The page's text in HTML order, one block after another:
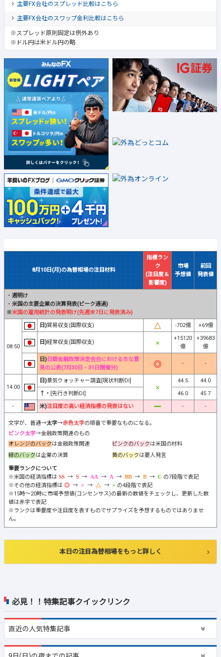
主要FX会社のスプレッド比較はこちら
主要FX会社のスワップ金利比較はこちら
※スプレッド原則固定は例外あり
※ドル円は米ドル円の略
必見！！特集記事クイックリンク
直近の人気特集記事
8月10日(月)の為替相場の注目材料
指標ラン
ク
(注目度＆
影響度)
市場
予想値
前回
発表値
・ 週明け
・ 米国の主要企業の決算発表(ピーク通過)
※米国の雇用統計の発表明け(先週末7日に発表済み)
08:50
日)貿易収支(国際収支) -702億 +69億
日)経常収支(国際収支)
+15120
億
+39683
億
日) 日銀金融政策決定会合における主な意
見の公表(7月30日・31日開催分)
- -
14:00
日)景気ウォッチャー調査[現状判断DI] 44.5
44.0
↑・ [先行き判断DI] 46.0
45.7
-
米)注目度の高い経済指標の発表はない - -
文字が、普通→太字→赤色太字の順番で重要なものになる。
ピンク太字→金融政策関連のもの
オレンジのバックは金融政策関連 ピンクのバックは米国の材料
緑のバックは企業の決算 黄のバックは要人発言
重要ランクについて
※米国の経済指標は
→ → → → → →
の7段階で表記
※その他の経済指標は
→ → →
の4段階で表記
※15時～20時に市場予想値(コンセンサス)の最新の数値をチェックし、更新した数
値は赤字で表記
※ランクは重要度や注目度を表すものでサプライズを予想するものではありませ
ん。
本日の注目為替相場をもっと詳しく